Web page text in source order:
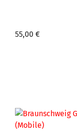
55,00 €